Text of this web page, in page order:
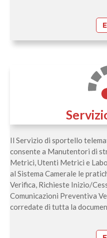
Il Servizio di sportello
consente a Manutentori di
Metrici, Utenti Metrici e
al Sistema Camerale le
Verifica, Richieste Inizio/
Comunicazioni Preventiva
corredate di tutta la